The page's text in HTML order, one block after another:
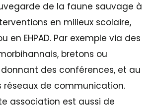
de la faune sauvage à
en milieux scolaire,
en EHPAD. Par exemple via des
bretons ou
des conférences, et au
réseaux de communication.
association est aussi de